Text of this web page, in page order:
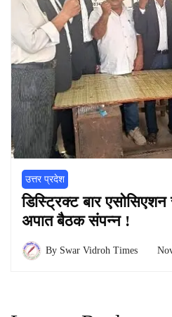
उत्तर प्रदेश
डिस्ट्रिक्ट बार
अपात बैठक संपन्न !
By Swar Vidroh Times